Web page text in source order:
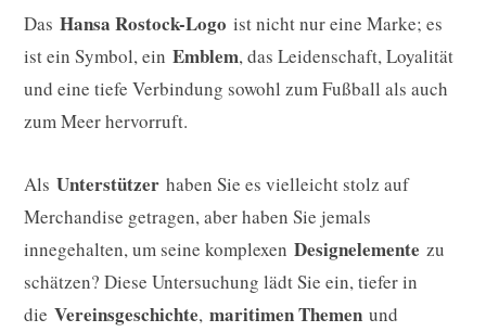
Das Hansa Rostock-Logo ist nicht nur eine Marke; es
ist ein Symbol, ein Emblem, das Leidenschaft, Loyalität
und eine tiefe Verbindung sowohl zum Fußball als auch
zum Meer hervorruft.
Als Unterstützer haben Sie es vielleicht stolz auf
Merchandise getragen, aber haben Sie jemals
innegehalten, um seine komplexen Designelemente zu
schätzen? Diese Untersuchung lädt Sie ein, tiefer in
die Vereinsgeschichte, maritimen Themen und